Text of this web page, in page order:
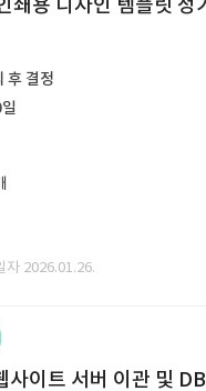
후 결정
자 2026.01.26.
사이트 서버 이관 및